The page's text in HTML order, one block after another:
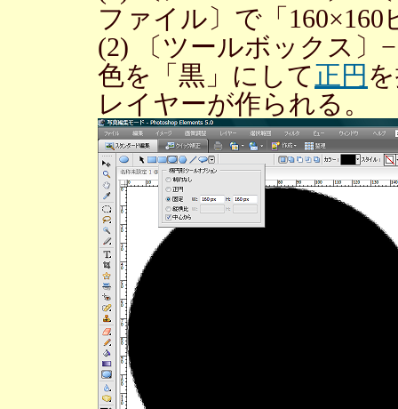
ファイル〕で「
(2) 〔ツールボックス〕
色を「黒」にして正円
レイヤーが作られる。